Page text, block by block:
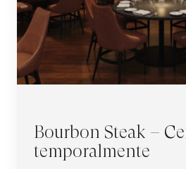
Bourbon Steak –
temporalmente